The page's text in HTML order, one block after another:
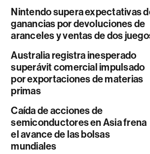
Nintendo supera expectativas
ganancias por devoluciones de
aranceles y ventas de dos
Australia registra inesperado
superávit comercial impulsado
por exportaciones de materias
primas
Caída de acciones de
semiconductores en Asia frena
el avance de las bolsas
mundiales